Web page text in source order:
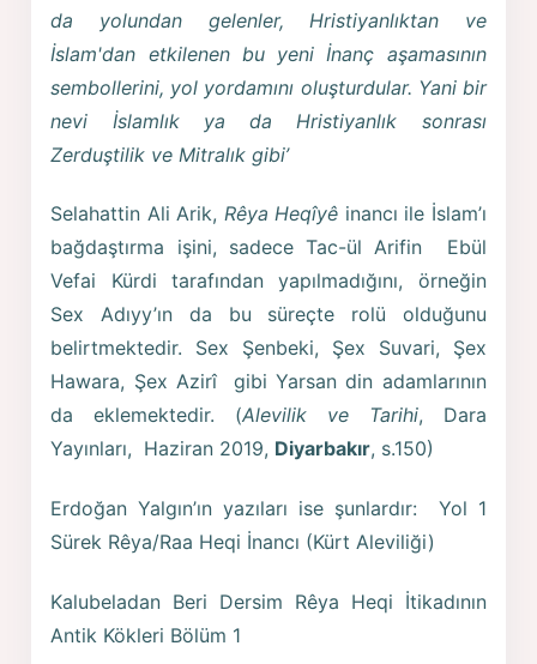
da yolundan gelenler, Hristiyanlıktan ve
İslam'dan etkilenen bu yeni İnanç aşamasının
sembollerini, yol yordamını oluşturdular. Yani bir
nevi İslamlık ya da Hristiyanlık sonrası
Zerduştilik ve Mitralık gibi’
Selahattin Ali Arik, Rêya Heqîyê inancı ile İslam’ı
bağdaştırma işini, sadece Tac-ül Arifin Ebül
Vefai Kürdi tarafından yapılmadığını, örneğin
Sex Adıyy’ın da bu süreçte rolü olduğunu
belirtmektedir. Sex Şenbeki, Şex Suvari, Şex
Hawara, Şex Azirî gibi Yarsan din adamlarının
da eklemektedir. (Alevilik ve Tarihi, Dara
Yayınları, Haziran 2019, Diyarbakır, s.150)
Erdoğan Yalgın’ın yazıları ise şunlardır: Yol 1
Sürek Rêya/Raa Heqi İnancı (Kürt Aleviliği)
Kalubeladan Beri Dersim Rêya Heqi İtikadının
Antik Kökleri Bölüm 1